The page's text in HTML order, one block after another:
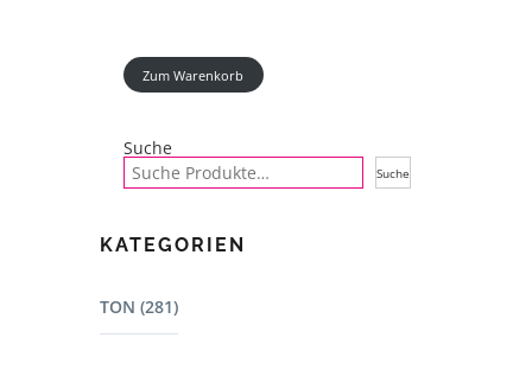
Zum Warenkorb
Suche
Suche
KATEGORIEN
TON (281)